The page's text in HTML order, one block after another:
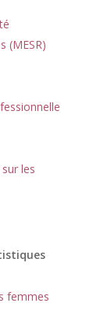
(MESR)
les
femmes